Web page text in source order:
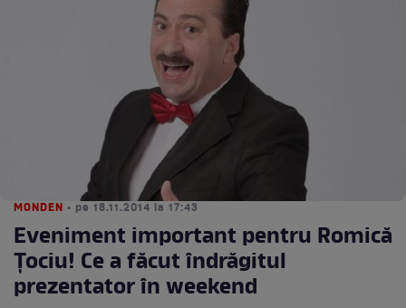
MONDEN • pe 18.11.2014 la 17:43
Eveniment important pentru Romică
Ţociu! Ce a făcut îndrăgitul
prezentator în weekend